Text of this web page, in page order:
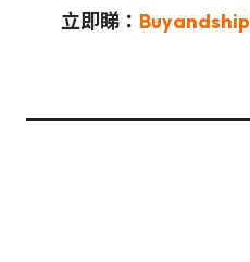
立即睇： Buyandship